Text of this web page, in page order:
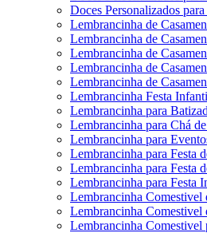
Doces Personalizados
Lembrancinha de
Lembrancinha de
Lembrancinha de
Lembrancinha de
Lembrancinha de
Lembrancinha Festa
Lembrancinha para
Lembrancinha para Chá
Lembrancinha para
Lembrancinha para Festa
Lembrancinha para Festa
Lembrancinha para Festa
Lembrancinha Comestivel
Lembrancinha Comestivel
Lembrancinha Comestivel